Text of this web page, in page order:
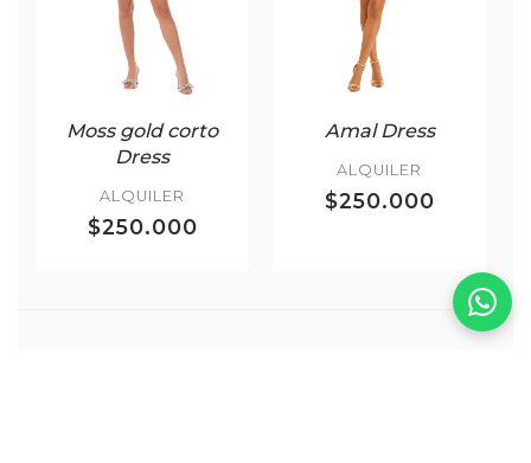
Moss gold corto
Dress
ALQUILER
$250.000
Amal Dress
ALQUILER
$250.000